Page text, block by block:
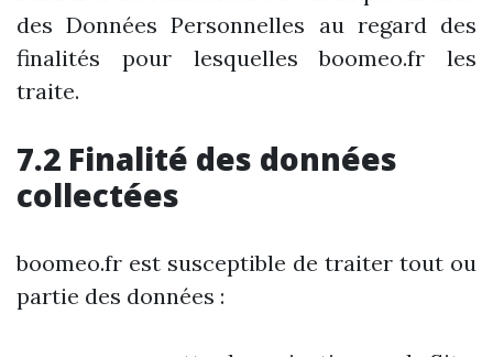
des Données Personnelles au regard des
finalités pour lesquelles boomeo.fr les
traite.
7.2 Finalité des données
collectées
boomeo.fr est susceptible de traiter tout ou
partie des données :